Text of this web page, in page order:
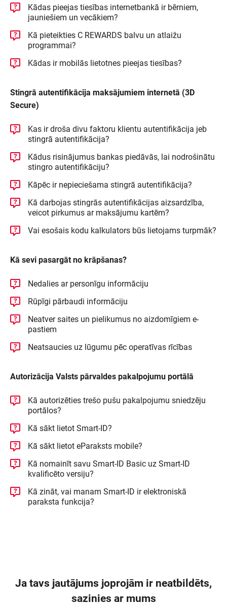
Kādas pieejas tiesības internetbankā ir bērniem,
jauniešiem un vecākiem?
Kā pieteikties C REWARDS balvu un atlaižu
programmai?
Kādas ir mobilās lietotnes pieejas tiesības?
Stingrā autentifikācija maksājumiem internetā (3D
Secure)
Kas ir droša divu faktoru klientu autentifikācija jeb
stingrā autentifikācija?
Kādus risinājumus bankas piedāvās, lai nodrošinātu
stingro autentifikāciju?
Kāpēc ir nepieciešama stingrā autentifikācija?
Kā darbojas stingrās autentifikācijas aizsardzība,
veicot pirkumus ar maksājumu kartēm?
Vai esošais kodu kalkulators būs lietojams turpmāk?
Kā sevi pasargāt no krāpšanas?
Nedalies ar personīgu informāciju
Rūpīgi pārbaudi informāciju
Neatver saites un pielikumus no aizdomīgiem e-
pastiem
Neatsaucies uz lūgumu pēc operatīvas rīcības
Autorizācija Valsts pārvaldes pakalpojumu portālā
Kā autorizēties trešo pušu pakalpojumu sniedzēju
portālos?
Kā sākt lietot Smart-ID?
Kā sākt lietot eParaksts mobile?
Kā nomainīt savu Smart-ID Basic uz Smart-ID
kvalificēto versiju?
Kā zināt, vai manam Smart-ID ir elektroniskā
paraksta funkcija?
Ja tavs jautājums joprojām ir neatbildēts,
sazinies ar mums